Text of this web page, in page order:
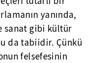
yanında,
sanat gibi kültür
da tabiidir. Çünkü
felsefesinin